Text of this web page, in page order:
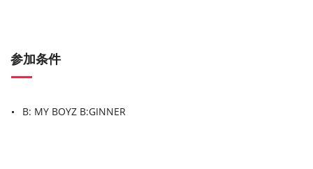
参加条件
B: MY BOYZ B:GINNER